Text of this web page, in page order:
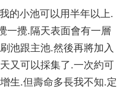
的小池可以用半年以上.
一攪.隔天表面會有一層
池跟主池.然後再將加入
又可以採集了.一次約可
生.但壽命多長我不知.定